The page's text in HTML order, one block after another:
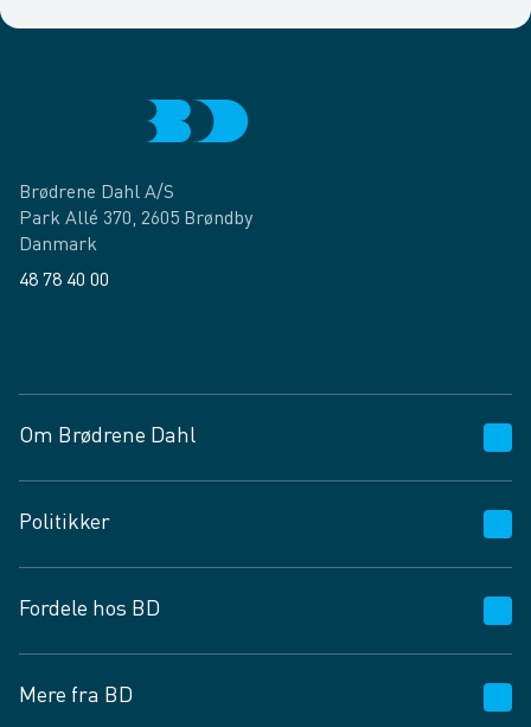
Brødrene Dahl A/S
Park Allé 370, 2605 Brøndby
Danmark
48 78 40 00
Om Brødrene Dahl
Vagttelefon 30 10 89 89
Spørgsmål og svar
Job og karriere
Fødevarekontrolrapport
Politikker
Privatlivspolitik
Cookies
Vilkår og betingelser
Fordele hos BD
BD app
Mere fra BD